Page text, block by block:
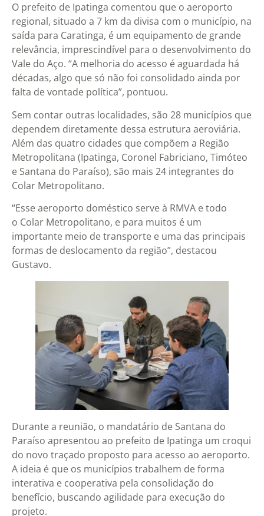
O prefeito de Ipatinga comentou que o aeroporto
regional, situado a 7 km da divisa com o município, na
saída para Caratinga, é um equipamento de grande
relevância, imprescindível para o desenvolvimento do
Vale do Aço. “A melhoria do acesso é aguardada há
décadas, algo que só não foi consolidado ainda por
falta de vontade política”, pontuou.
Sem contar outras localidades, são 28 municípios que
dependem diretamente dessa estrutura aeroviária.
Além das quatro cidades que compõem a Região
Metropolitana (Ipatinga, Coronel Fabriciano, Timóteo
e Santana do Paraíso), são mais 24 integrantes do
Colar Metropolitano.
“Esse aeroporto doméstico serve à RMVA e todo
o Colar Metropolitano, e para muitos é um
importante meio de transporte e uma das principais
formas de deslocamento da região”, destacou
Gustavo.
Durante a reunião, o mandatário de Santana do
Paraíso apresentou ao prefeito de Ipatinga um croqui
do novo traçado proposto para acesso ao aeroporto.
A ideia é que os municípios trabalhem de forma
interativa e cooperativa pela consolidação do
benefício, buscando agilidade para execução do
projeto.